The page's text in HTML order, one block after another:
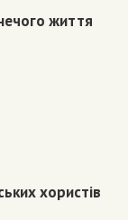
життя
хористів